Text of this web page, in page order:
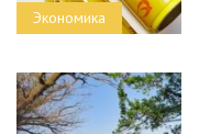
Экономика